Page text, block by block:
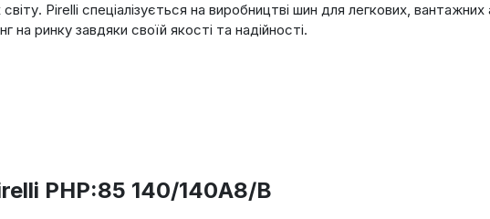
Pirelli спеціалізується на виробництві шин для легкових, вантажних
ринку завдяки своїй якості та надійності.
PHP:85 140/140A8/B